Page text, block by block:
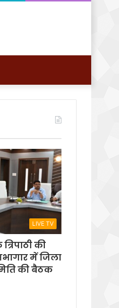
LIVE TV
की
में जिला
की बैठक